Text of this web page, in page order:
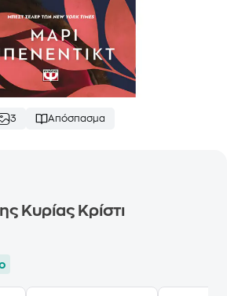
3 Απόσπασμα
Κυρίας Κρίστι